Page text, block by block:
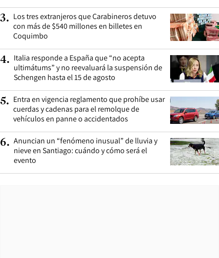
3. Los tres extranjeros que Carabineros detuvo
con más de $540 millones en billetes en
Coquimbo
4. Italia responde a España que “no acepta
ultimátums” y no reevaluará la suspensión de
Schengen hasta el 15 de agosto
5. Entra en vigencia reglamento que prohíbe usar
cuerdas y cadenas para el remolque de
vehículos en panne o accidentados
6. Anuncian un “fenómeno inusual” de lluvia y
nieve en Santiago: cuándo y cómo será el
evento